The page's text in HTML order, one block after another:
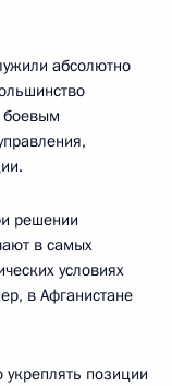
абсолютно
боевым
решении
в самых
условиях
в Афганистане
позиции